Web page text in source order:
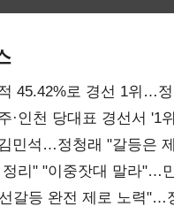
45.42%로 경선 1위…
)·인천 당대표 경선서 '1
민석…정청래 "갈등은
리" "이중잣대 말라"…
갈등 완전 제로 노력"…